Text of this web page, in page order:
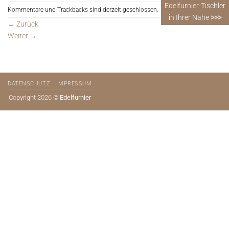
Kommentare und Trackbacks sind derzeit geschlossen.
← Zurück
Weiter →
DATENSCHUTZ IMPRESSUM
Copyright 2026 © Edelfurnier
Edelfurnier-Tischler
in Ihrer Nähe >>>